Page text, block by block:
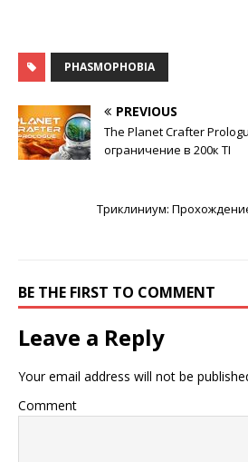
PHASMOPHOBIA
PREVIOUS
The Planet Crafter
ограничение в 200к TI
Триклиниум:
BE THE FIRST TO COMMENT
Leave a Reply
Your email address will not be
Comment